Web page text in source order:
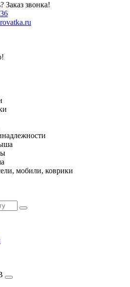
Заказ звонка!
мобили, коврики